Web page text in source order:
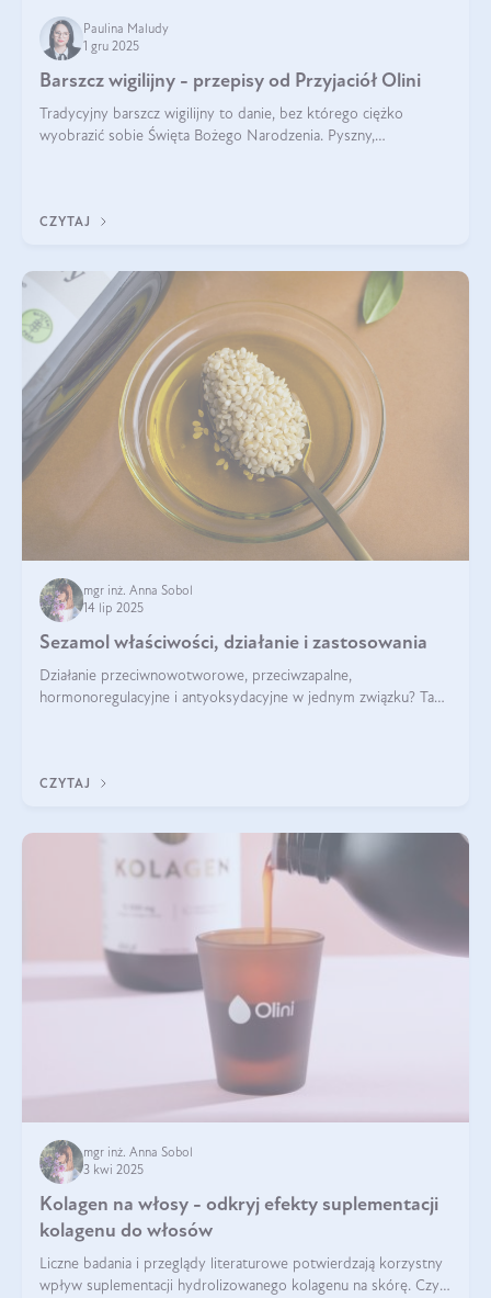
Paulina Maludy
1 gru 2025
Barszcz wigilijny - przepisy od Przyjaciół Olini
Tradycyjny barszcz wigilijny to danie, bez którego ciężko
wyobrazić sobie Święta Bożego Narodzenia. Pyszny,
CZYTAJ
mgr inż. Anna Sobol
14 lip 2025
Sezamol właściwości, działanie i zastosowania
Działanie przeciwnowotworowe, przeciwzapalne,
hormonoregulacyjne i antyoksydacyjne w jednym związku? Tak
CZYTAJ
mgr inż. Anna Sobol
3 kwi 2025
Kolagen na włosy - odkryj efekty suplementacji
kolagenu do włosów
Liczne badania i przeglądy literaturowe potwierdzają korzystny
wpływ suplementacji hydrolizowanego kolagenu na skórę. Czy